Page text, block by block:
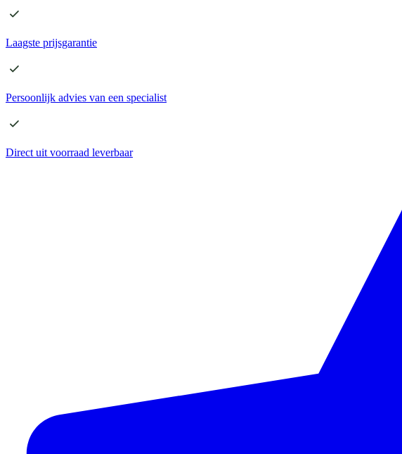
Laagste prijsgarantie
Persoonlijk advies van een specialist
Direct uit voorraad leverbaar